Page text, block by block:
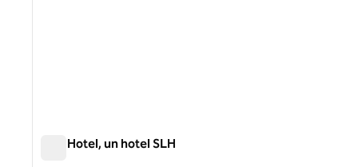
Fish Hotel, un hotel SLH